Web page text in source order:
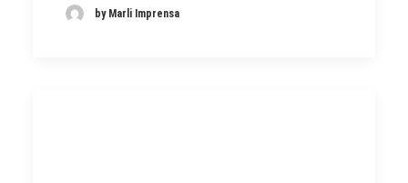
by Marli Imprensa